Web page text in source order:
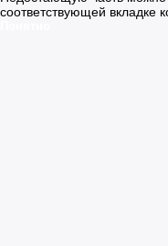
соответствующей вкладке